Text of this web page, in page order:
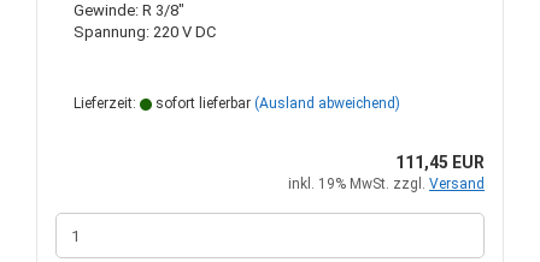
Gewinde: R 3/8"
Spannung: 220 V DC
Lieferzeit: sofort lieferbar (Ausland abweichend)
111,45 EUR
inkl. 19% MwSt. zzgl. Versand